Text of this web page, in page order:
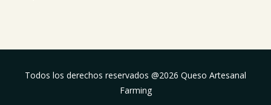
Todos los derechos reservados @2026 Queso Artesanal
Farming